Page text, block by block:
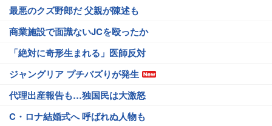
最悪のクズ野郎だ 父親が陳述も
商業施設で面識ないJCを殴ったか
「絶対に奇形生まれる」医師反対
ジャングリア プチバズりが発生
代理出産報告も…独国民は大激怒
C・ロナ結婚式へ 呼ばれぬ人物も